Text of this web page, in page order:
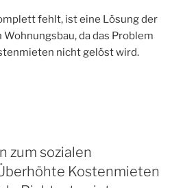
fehlt, ist eine Lösung der
da das Problem
nicht gelöst wird.
zum sozialen
Kostenmieten